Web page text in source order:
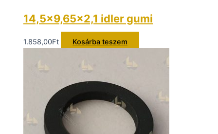
14,5×9,65×2,1 idler gumi
1.858,00Ft Kosárba teszem